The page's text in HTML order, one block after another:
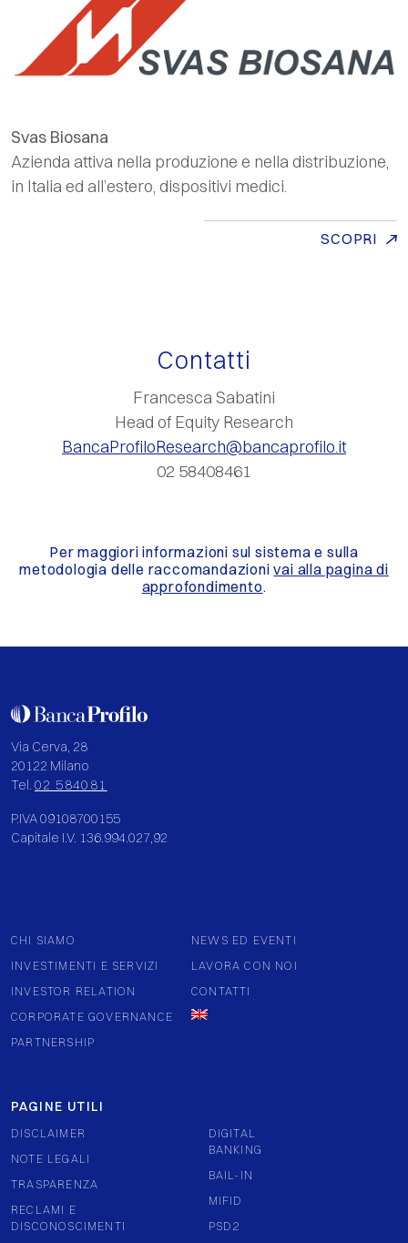
Svas Biosana
Azienda attiva nella produzione e nelladistribuzione,
in Italia ed all’estero, dispositivi medici.
SCOPRI
Contatti
Francesca Sabatini
Head of Equity Research
BancaProfiloResearch@bancaprofilo.it
02 58408461
Per maggiori informazioni sul sistema e sulla
metodologia delle raccomandazionivai alla pagina di
approfondimento.
Via Cerva, 28
20122 Milano
Tel. 02 584081
P.IVA 09108700155
Capitale I.V. 136.994.027,92
CHI SIAMO
INVESTIMENTI E SERVIZI
INVESTOR RELATION
CORPORATE GOVERNANCE
PARTNERSHIP
NEWS ED EVENTI
LAVORA CON NOI
CONTATTI
PAGINE UTILI
DISCLAIMER
NOTE LEGALI
TRASPARENZA
RECLAMI E
DISCONOSCIMENTI
DIGITAL
BANKING
BAIL-IN
MIFID
PSD2